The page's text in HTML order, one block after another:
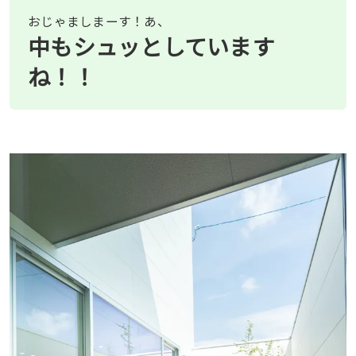
おじゃましまーす！あ、
中もシュッとしています
ね！！